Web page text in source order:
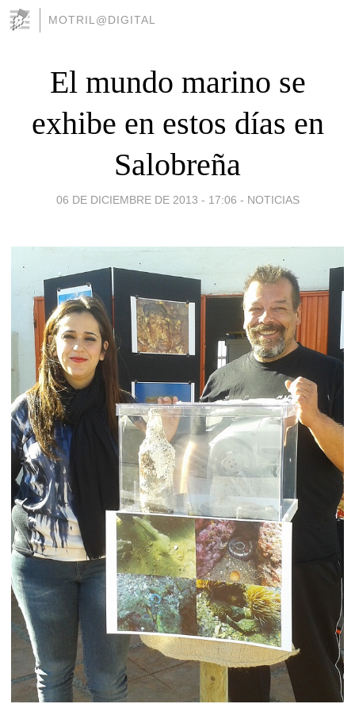
MOTRIL@DIGITAL
El mundo marino se
exhibe en estos días en
Salobreña
06 DE DICIEMBRE DE 2013 - 17:06 - NOTICIAS